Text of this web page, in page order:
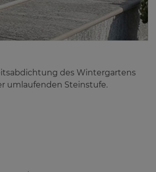
des Wintergartens
umlaufenden Steinstufe.